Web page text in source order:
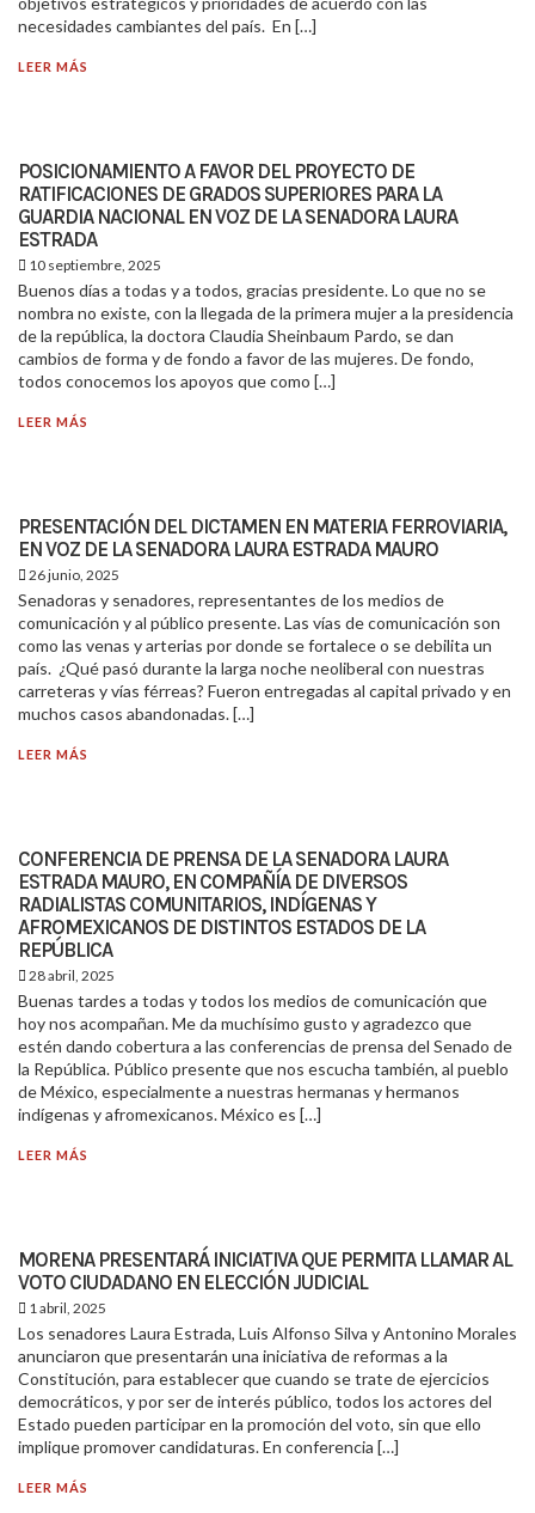
necesidades cambiantes del país. En […]
LEER MÁS
POSICIONAMIENTO A FAVOR DEL PROYECTO DE
RATIFICACIONES DE GRADOS SUPERIORES PARA LA
GUARDIA NACIONAL EN VOZ DE LA SENADORA LAURA
ESTRADA
10 septiembre, 2025
Buenos días a todas y a todos, gracias presidente. Lo que no se
nombra no existe, con la llegada de la primera mujer a la presidencia
de la república, la doctora Claudia Sheinbaum Pardo, se dan
cambios de forma y de fondo a favor de las mujeres. De fondo,
todos conocemos los apoyos que como […]
LEER MÁS
PRESENTACIÓN DEL DICTAMEN EN MATERIA FERROVIARIA,
EN VOZ DE LA SENADORA LAURA ESTRADA MAURO
26 junio, 2025
Senadoras y senadores, representantes de los medios de
comunicación y al público presente. Las vías de comunicación son
como las venas y arterias por donde se fortalece o se debilita un
país. ¿Qué pasó durante la larga noche neoliberal con nuestras
carreteras y vías férreas? Fueron entregadas al capital privado y en
muchos casos abandonadas. […]
LEER MÁS
CONFERENCIA DE PRENSA DE LA SENADORA LAURA
ESTRADA MAURO, EN COMPAÑÍA DE DIVERSOS
RADIALISTAS COMUNITARIOS, INDÍGENAS Y
AFROMEXICANOS DE DISTINTOS ESTADOS DE LA
REPÚBLICA
28 abril, 2025
Buenas tardes a todas y todos los medios de comunicación que
hoy nos acompañan. Me da muchísimo gusto y agradezco que
estén dando cobertura a las conferencias de prensa del Senado de
la República. Público presente que nos escucha también, al pueblo
de México, especialmente a nuestras hermanas y hermanos
indígenas y afromexicanos. México es […]
LEER MÁS
MORENA PRESENTARÁ INICIATIVA QUE PERMITA LLAMAR AL
VOTO CIUDADANO EN ELECCIÓN JUDICIAL
1 abril, 2025
Los senadores Laura Estrada, Luis Alfonso Silva y Antonino Morales
anunciaron que presentarán una iniciativa de reformas a la
Constitución, para establecer que cuando se trate de ejercicios
democráticos, y por ser de interés público, todos los actores del
Estado pueden participar en la promoción del voto, sin que ello
implique promover candidaturas. En conferencia […]
LEER MÁS